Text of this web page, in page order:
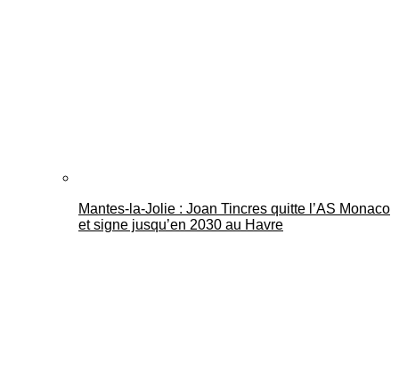
Mantes-la-Jolie : Joan Tincres quitte l’AS Monaco
et signe jusqu’en 2030 au Havre